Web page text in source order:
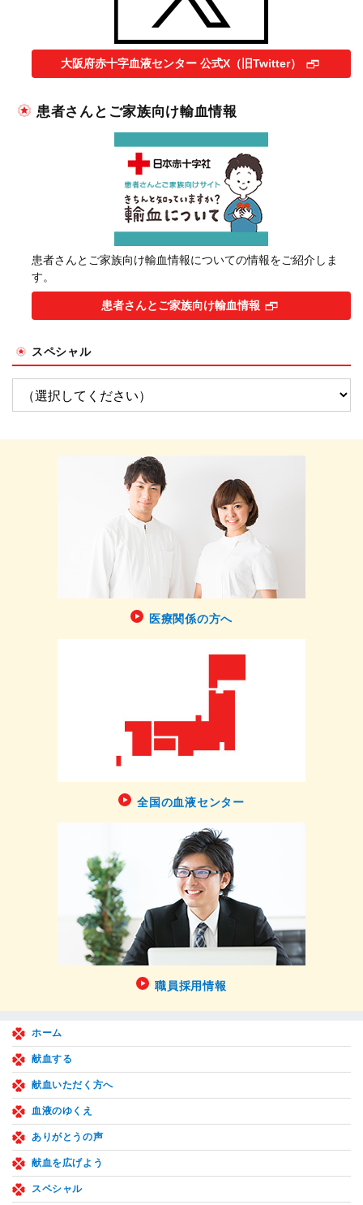
大阪府赤十字血液センター 公式X（旧Twitter）
患者さんとご家族向け輸血情報
患者さんとご家族向け輸血情報についての情報をご紹介しま
す。
患者さんとご家族向け輸血情報
スペシャル
医療関係の方へ
全国の血液センター
職員採用情報
ホーム
献血する
献血いただく方へ
血液のゆくえ
ありがとうの声
献血を広げよう
スペシャル